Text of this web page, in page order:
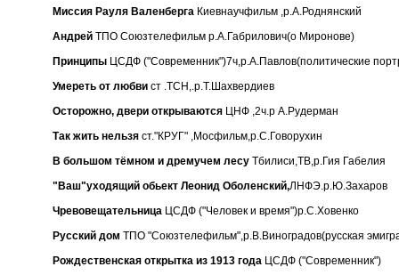
Миссия Рауля Валенберга Киевнаучфильм ,р.А.Роднянский
Андрей ТПО Союзтелефильм р.А.Габрилович(о Миронове)
Принципы ЦСДФ ("Современник")7ч,р.А.Павлов(политические
Умереть от любви ст .ТСН,.р.Т.Шахвердиев
Осторожно, двери открываются ЦНФ ,2ч.р А.Рудерман
Так жить нельзя ст."КРУГ" ,Мосфильм,р.С.Говорухин
В большом тёмном и дремучем лесу Тбилиси,ТВ,р.Гия Габелия
"Ваш"уходящий обьект Леонид Оболенский,ЛНФЭ.р.Ю.Захаров
Чревовещательница ЦСДФ ("Человек и время")р.С.Ховенко
Русский дом ТПО "Союзтелефильм",р.В.Виноградов(русская
Рождественская открытка из 1913 года ЦСДФ ("Современник")